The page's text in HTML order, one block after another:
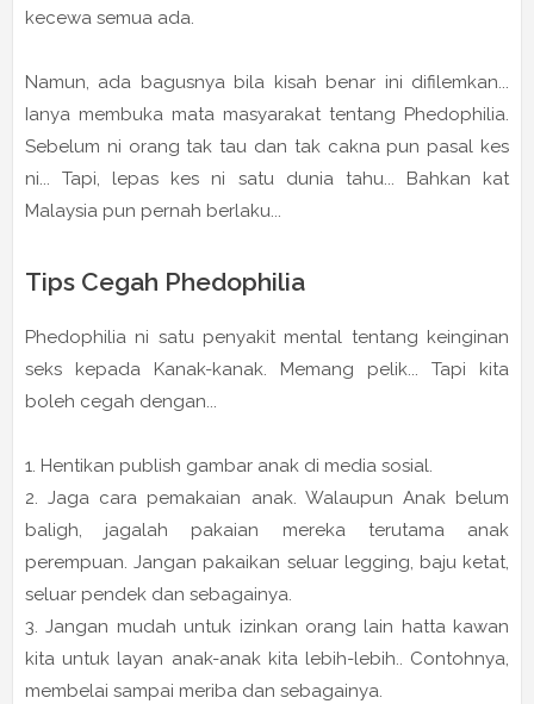
kecewa semua ada.
Namun, ada bagusnya bila kisah benar ini difilemkan...
Ianya membuka mata masyarakat tentang Phedophilia.
Sebelum ni orang tak tau dan tak cakna pun pasal kes
ni... Tapi, lepas kes ni satu dunia tahu... Bahkan kat
Malaysia pun pernah berlaku...
Tips Cegah Phedophilia
Phedophilia ni satu penyakit mental tentang keinginan
seks kepada Kanak-kanak. Memang pelik... Tapi kita
boleh cegah dengan...
1. Hentikan publish gambar anak di media sosial.
2. Jaga cara pemakaian anak. Walaupun Anak belum
baligh, jagalah pakaian mereka terutama anak
perempuan. Jangan pakaikan seluar legging, baju ketat,
seluar pendek dan sebagainya.
3. Jangan mudah untuk izinkan orang lain hatta kawan
kita untuk layan anak-anak kita lebih-lebih.. Contohnya,
membelai sampai meriba dan sebagainya.